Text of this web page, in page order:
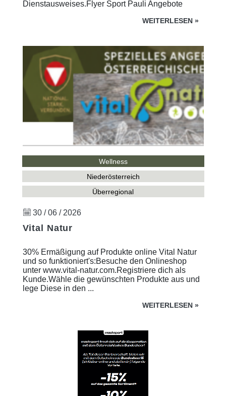
Dienstausweises.Flyer Sport Pauli Angebote
WEITERLESEN »
Wellness
Niederösterreich
Überregional
30 / 06 / 2026
Vital Natur
30% Ermäßigung auf Produkte online Vital Natur
und so funktioniert's:Besuche den Onlineshop
unter www.vital-natur.com.Registriere dich als
Kunde.Wähle die gewünschten Produkte aus und
lege Diese in den ...
WEITERLESEN »